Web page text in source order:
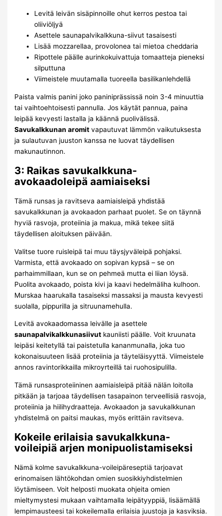
Levitä leivän sisäpinnoille ohut kerros pestoa tai
oliiviöljyä
Asettele saunapalvikalkkuna-siivut tasaisesti
Lisää mozzarellaa, provolonea tai mietoa cheddaria
Ripottele päälle aurinkokuivattuja tomaatteja pieneksi
silputtuna
Viimeistele muutamalla tuoreella basilikanlehdellä
Paista valmis panini joko paniniprässissä noin 3-4 minuuttia
tai vaihtoehtoisesti pannulla. Jos käytät pannua, paina
leipää kevyesti lastalla ja käännä puolivälissä.
Savukalkkunan aromit vapautuvat lämmön vaikutuksesta
ja sulautuvan juuston kanssa ne luovat täydellisen
makunautinnon.
3: Raikas savukalkkuna-
avokaadoleipä aamiaiseksi
Tämä runsas ja ravitseva aamiaisleipä yhdistää
savukalkkunan ja avokaadon parhaat puolet. Se on täynnä
hyviä rasvoja, proteiinia ja makua, mikä tekee siitä
täydellisen aloituksen päivään.
Valitse tuore ruisleipä tai muu täysjyväleipä pohjaksi.
Varmista, että avokaado on sopivan kypsä – se on
parhaimmillaan, kun se on pehmeä mutta ei liian löysä.
Puolita avokaado, poista kivi ja kaavi hedelmäliha kulhoon.
Murskaa haarukalla tasaiseksi massaksi ja mausta kevyesti
suolalla, pippurilla ja sitruunamehulla.
Levitä avokaadomassa leivälle ja asettele
saunapalvikalkkunasiivut kauniisti päälle. Voit kruunata
leipäsi keitetyllä tai paistetulla kananmunalla, joka tuo
kokonaisuuteen lisää proteiinia ja täyteläisyyttä. Viimeistele
annos ravintorikkailla mikroyrteillä tai ruohosipulilla.
Tämä runsasproteiininen aamiaisleipä pitää nälän loitolla
pitkään ja tarjoaa täydellisen tasapainon terveellisiä rasvoja,
proteiinia ja hiilihydraatteja. Avokaadon ja savukalkkunan
yhdistelmä on paitsi maukas, myös erittäin ravitseva.
Kokeile erilaisia savukalkkuna-
voileipiä arjen monipuolistamiseksi
Nämä kolme savukalkkuna-voileipäreseptiä tarjoavat
erinomaisen lähtökohdan omien suosikkiyhdistelmien
löytämiseen. Voit helposti muokata ohjeita omien
mieltymystesi mukaan vaihtamalla leipätyyppiä, lisäämällä
lempimausteesi tai kokeilemalla erilaisia juustoja ja kasviksia.